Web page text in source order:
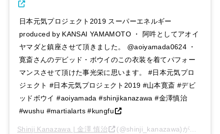
日本元気プロジェクト2019 スーパーエネルギー
produced by KANSAI YAMAMOTO ・ 阿吽としてアオイ
ヤマダと鎮座させて頂きました。 @aoiyamada0624 ・
寛斎さんのデビッド・ボウイのこの衣装を着てパフォー
マンスさせて頂けた事光栄に思います。 #日本元気プロ
ジェクト #日本元気プロジェクト2019 #山本寛斎 #デビ
ッドボウイ #aoiyamada #shinjikanazawa #金澤慎治
#wushu #martialarts #kungfu
Shinji Kanazawa | 金澤 慎治 (@shinji_kanazawa)がシェアした投稿 –